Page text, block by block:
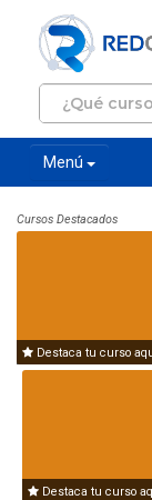
Menú
Cursos Destacados
Destaca tu curso
Destaca tu curso